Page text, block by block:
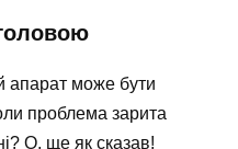
апарат може бути
проблема зарита
О, ще як сказав!